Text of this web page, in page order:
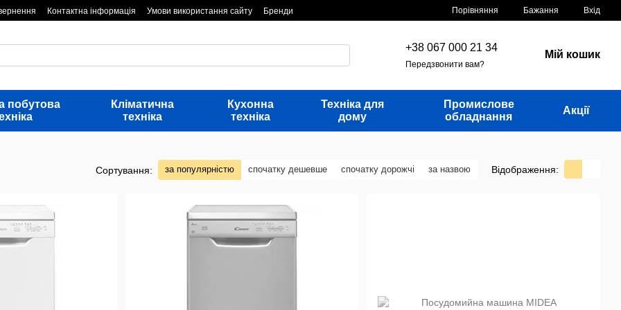
Контактна інформація Умови використання сайту Бренди Порівняння Бажання Вхід
+38 067 000 21 34
Передзвонити вам?
Мій кошик
побутова
Кліматична
техніка
Кухонна
техніка
Техніка для
дому
Промислове
обладнання
Акції
Сортування: за популярністю спочатку дешевше спочатку дорожчі за назвою Відображення: